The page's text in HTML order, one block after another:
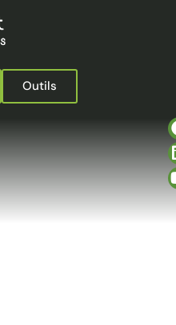
Outils